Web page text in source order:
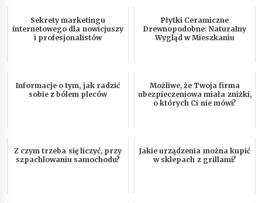
Sekrety marketingu
internetowego dla nowicjuszy
i profesjonalistów
Płytki Ceramiczne
Drewnopodobne: Naturalny
Wygląd w Mieszkaniu
Informacje o tym, jak radzić
sobie z bólem pleców
Możliwe, że Twoja firma
ubezpieczeniowa miała zniżki,
o których Ci nie mówi?
Z czym trzeba się liczyć, przy
szpachlowaniu samochodu?
Jakie urządzenia można kupić
w sklepach z grillami?